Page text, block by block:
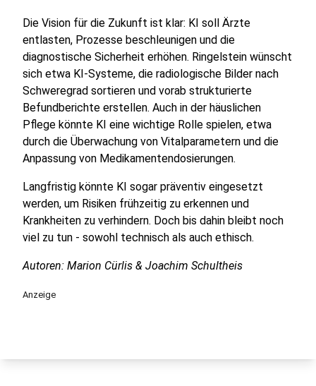
Die Vision für die Zukunft ist klar: KI soll Ärzte
entlasten, Prozesse beschleunigen und die
diagnostische Sicherheit erhöhen. Ringelstein wünscht
sich etwa KI-Systeme, die radiologische Bilder nach
Schweregrad sortieren und vorab strukturierte
Befundberichte erstellen. Auch in der häuslichen
Pflege könnte KI eine wichtige Rolle spielen, etwa
durch die Überwachung von Vitalparametern und die
Anpassung von Medikamentendosierungen.
Langfristig könnte KI sogar präventiv eingesetzt
werden, um Risiken frühzeitig zu erkennen und
Krankheiten zu verhindern. Doch bis dahin bleibt noch
viel zu tun - sowohl technisch als auch ethisch.
Autoren: Marion Cürlis & Joachim Schultheis
Anzeige